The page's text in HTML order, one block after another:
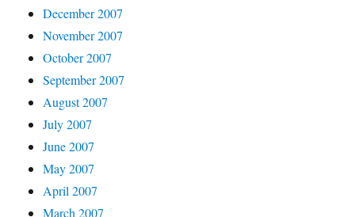
December 2007
November 2007
October 2007
September 2007
August 2007
July 2007
June 2007
May 2007
April 2007
March 2007